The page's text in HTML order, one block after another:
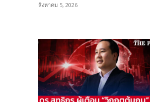
สิงหาคม 5, 2026